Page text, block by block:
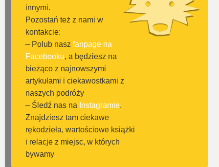
innymi.
Pozostań też z nami w
kontakcie:
– Polub nasz fanpage na
Facebooku, a będziesz na
bieżąco z najnowszymi
artykułami i ciekawostkami z
naszych podróży
– Śledź nas na Instagramie.
Znajdziesz tam ciekawe
rękodzieła, wartościowe książki
i relacje z miejsc, w których
bywamy